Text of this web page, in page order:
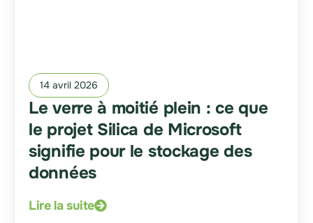
14 avril 2026
Le verre à moitié plein : ce que
le projet Silica de Microsoft
signifie pour le stockage des
données
Lire la suite